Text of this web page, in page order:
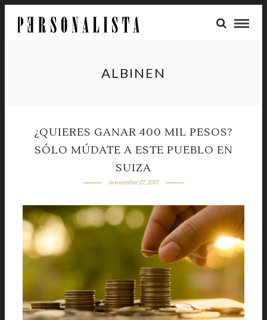
ALBINEN
¿QUIERES GANAR 400 MIL PESOS?
SÓLO MÚDATE A ESTE PUEBLO EN
SUIZA
noviembre 27, 2017